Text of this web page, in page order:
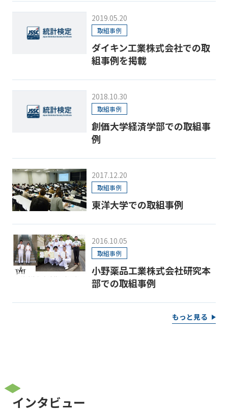
2019.05.20
取組事例
ダイキン工業株式会社での取
組事例を掲載
2018.10.30
取組事例
創価大学経済学部での取組事
例
2017.12.20
取組事例
東洋大学での取組事例
2016.10.05
取組事例
小野薬品工業株式会社研究本
部での取組事例
もっと見る
インタビュー